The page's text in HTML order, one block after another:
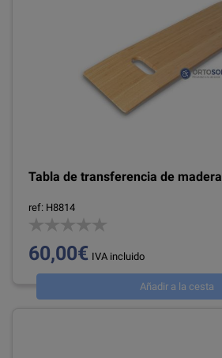
Tabla de transferencia de madera
ref: H8814
60,00€ IVA incluido
Añadir a la cesta